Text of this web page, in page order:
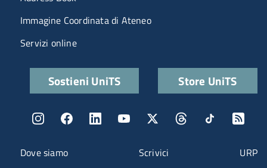
Menu contatti
Dove siamo Scrivici URP
Immagine Coordinata di Ateneo
Servizi online
Quick linksSostieni UniTS Store UniTS
Menu social